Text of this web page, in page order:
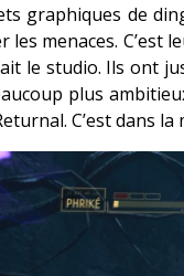
graphiques de
les menaces. C’est
le studio. Ils ont
plus
C’est dans